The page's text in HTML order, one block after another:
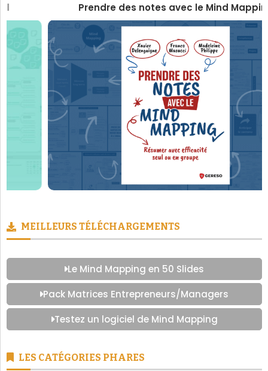
Prendre des notes avec le Mind Mapping
MEILLEURS TÉLÉCHARGEMENTS
Le Mind Mapping en 50 Slides
Pack Matrices Entrepreneurs/Managers
Testez un logiciel de Mind Mapping
LES CATÉGORIES PHARES